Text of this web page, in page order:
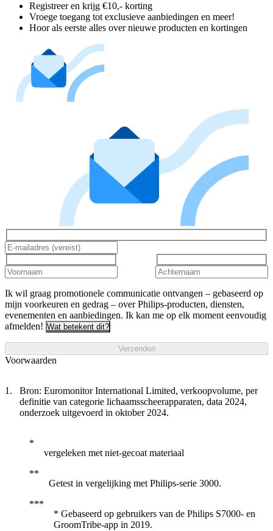
Registreer en krijg €10,- korting
Vroege toegang tot exclusieve aanbiedingen en meer!
Hoor als eerste alles over nieuwe producten en kortingen
Ik wil graag promotionele communicatie ontvangen – gebaseerd op
mijn voorkeuren en gedrag – over Philips-producten, diensten,
evenementen en aanbiedingen. Ik kan me op elk moment eenvoudig
afmelden! Wat betekent dit?
Verzenden
Voorwaarden
Bron: Euromonitor International Limited, verkoopvolume, per
definitie van categorie lichaamsscheerapparaten, data 2024,
onderzoek uitgevoerd in oktober 2024.
vergeleken met niet-gecoat materiaal
Getest in vergelijking met Philips-serie 3000.
* Gebaseerd op gebruikers van de Philips S7000- en
GroomTribe-app in 2019.